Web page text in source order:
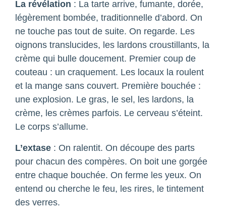
La révélation : La tarte arrive, fumante, dorée,
légèrement bombée, traditionnelle d’abord. On
ne touche pas tout de suite. On regarde. Les
oignons translucides, les lardons croustillants, la
crème qui bulle doucement. Premier coup de
couteau : un craquement. Les locaux la roulent
et la mange sans couvert. Première bouchée :
une explosion. Le gras, le sel, les lardons, la
crème, les crèmes parfois. Le cerveau s’éteint.
Le corps s’allume.
L’extase : On ralentit. On découpe des parts
pour chacun des compères. On boit une gorgée
entre chaque bouchée. On ferme les yeux. On
entend ou cherche le feu, les rires, le tintement
des verres.